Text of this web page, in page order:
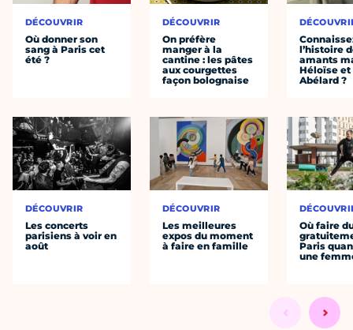
DÉCOUVRIR
Où donner son
sang à Paris cet
été ?
DÉCOUVRIR
Les concerts
parisiens à voir en
août
DÉCOUVRIR
On préfère
manger à la
cantine : les pâtes
aux courgettes
façon bolognaise
DÉCOUVRIR
Les meilleures
expos du moment
à faire en famille
l’histoire
amants
Héloïse et
Abélard ?
Où faire
Paris
une